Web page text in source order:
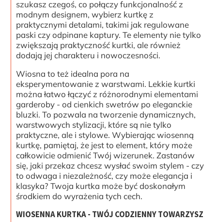
szukasz czegoś, co połączy funkcjonalność z
modnym designem, wybierz kurtkę z
praktycznymi detalami, takimi jak regulowane
paski czy odpinane kaptury. Te elementy nie tylko
zwiększają praktyczność kurtki, ale również
dodają jej charakteru i nowoczesności.
Wiosna to też idealna pora na
eksperymentowanie z warstwami. Lekkie kurtki
można łatwo łączyć z różnorodnymi elementami
garderoby - od cienkich swetrów po eleganckie
bluzki. To pozwala na tworzenie dynamicznych,
warstwowych stylizacji, które są nie tylko
praktyczne, ale i stylowe. Wybierając wiosenną
kurtkę, pamiętaj, że jest to element, który może
całkowicie odmienić Twój wizerunek. Zastanów
się, jaki przekaz chcesz wysłać swoim stylem - czy
to odwaga i niezależność, czy może elegancja i
klasyka? Twoja kurtka może być doskonałym
środkiem do wyrażenia tych cech.
WIOSENNA KURTKA - TWÓJ CODZIENNY TOWARZYSZ